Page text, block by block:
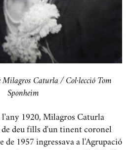
Milagros Caturla / Col·lecció Tom
Sponheim
l'any 1920, Milagros Caturla
de deu fills d'un tinent coronel
de 1957 ingressava a l'Agrupació